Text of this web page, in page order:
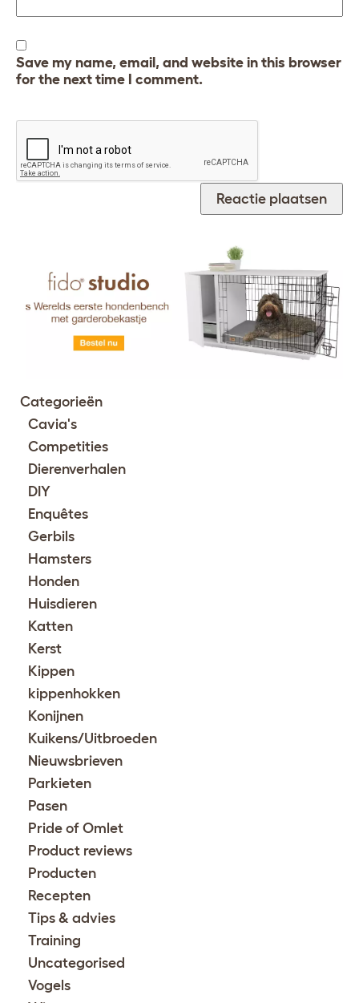
Save my name, email, and website in this browser
for the next time I comment.
Categorieën
Cavia's
Competities
Dierenverhalen
DIY
Enquêtes
Gerbils
Hamsters
Honden
Huisdieren
Katten
Kerst
Kippen
kippenhokken
Konijnen
Kuikens/Uitbroeden
Nieuwsbrieven
Parkieten
Pasen
Pride of Omlet
Product reviews
Producten
Recepten
Tips & advies
Training
Uncategorised
Vogels